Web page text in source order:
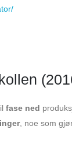
fase ned
, noe som